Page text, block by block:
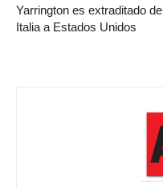
Yarrington es extraditado de
Italia a Estados Unidos